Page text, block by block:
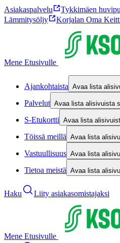
Asiakaspalvelu Tykkimäen
Lämmitysöljy
Korjalan Oma
Mene Etusivulle
Ajankohtaista Avaa lista
Palvelut Avaa lista alisivuista
S-Etukortti Avaa lista
Töissä meillä Avaa lista
Vastuullisuus Avaa lista
Tietoa meistä Avaa lista
Haku Liity asiakasomistajaksi
Mene Etusivulle